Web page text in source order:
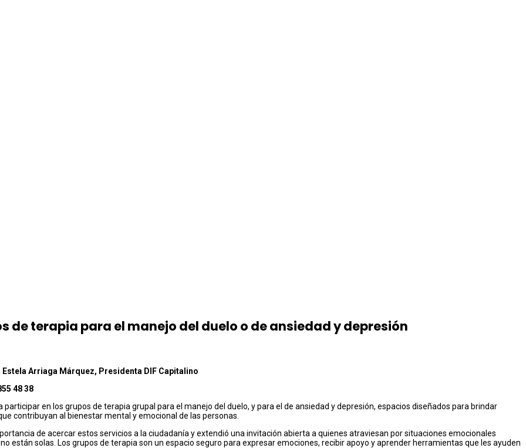
de terapia para el manejo del duelo o de ansiedad y depresión
Arriaga Márquez, Presidenta DIF Capitalino
48 38
participar en los grupos de terapia grupal para el manejo del duelo, y para el de ansiedad y depresión, espacios diseñados para brindar
contribuyan al bienestar mental y emocional de las personas.
de acercar estos servicios a la ciudadanía y extendió una invitación abierta a quienes atraviesan por situaciones emocionales
están solas. Los grupos de terapia son un espacio seguro para expresar emociones, recibir apoyo y aprender herramientas que les ayuden